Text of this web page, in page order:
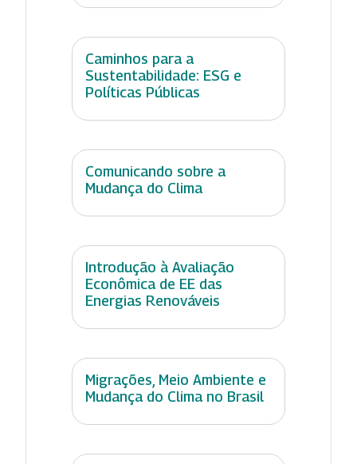
Caminhos para a
Sustentabilidade: ESG e
Políticas Públicas
Comunicando sobre a
Mudança do Clima
Introdução à Avaliação
Econômica de EE das
Energias Renováveis
Migrações, Meio Ambiente e
Mudança do Clima no Brasil